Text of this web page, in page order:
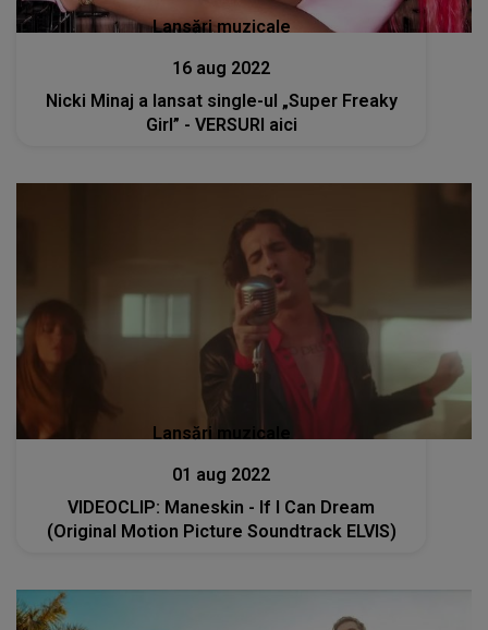
Lansări muzicale
16 aug 2022
Nicki Minaj a lansat single-ul „Super Freaky
Girl” - VERSURI aici
Lansări muzicale
01 aug 2022
VIDEOCLIP: Maneskin - If I Can Dream
(Original Motion Picture Soundtrack ELVIS)